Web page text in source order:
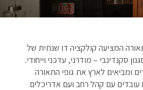
המציעה קולקציה דו שנתית של
סקנדינבי – מודרני, עדכני וייחודי.
ומביאים לארץ את גופי התאורה
עובדים עם קהל רחב ועם אדריכלים